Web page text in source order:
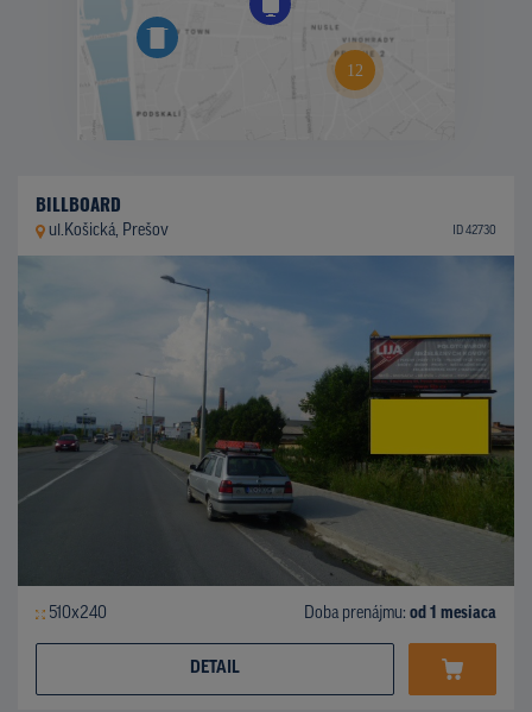
BILLBOARD
ul.Košická, Prešov ID 42730
510x240 Doba prenájmu: od 1 mesiaca
DETAIL